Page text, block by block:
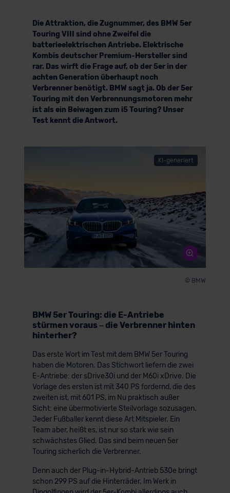
Die Attraktion, die Zugnummer, des BMW 5er
Touring VIII sind ohne Zweifel die
batterieelektrischen Antriebe. Elektrische
Kombis deutscher Premium-Hersteller sind
rar. Das wirft die Frage auf, ob der 5er in der
achten Generation überhaupt noch
Verbrenner benötigt. BMW sagt ja. Ob der 5er
Touring mit den Verbrennungsmotoren mehr
ist als ein Beiwagen zum i5 Touring? Unser
Test kennt die Antwort.
KI-generiert
© BMW
BMW 5er Touring: die E-Antriebe
stürmen voraus – die Verbrenner hinten
hinterher?
Das erste Wort im Test mit dem BMW 5er Touring
haben die Motoren. Das Stichwort liefern die zwei
E-Antriebe: der sDrive30i und der M60i xDrive. Die
Vorlage des ersten ist mit 340 PS fordernd, die des
zweiten ist, mit 601 PS, im Nu praktisch außer
Sicht: eine übermotivierte Steilvorlage sozusagen.
Jeder Fußballer kennt diese Art Mitspieler. Ein
Team aber, heißt es, ist nur so stark wie sein
schwächstes Glied. Das sind beim neuen 5er
Touring sicherlich die Verbrenner.
Denn auch der Plug-in-Hybrid-Antrieb 530e bringt
schon 299 PS auf die Hinterräder. Im Werk in